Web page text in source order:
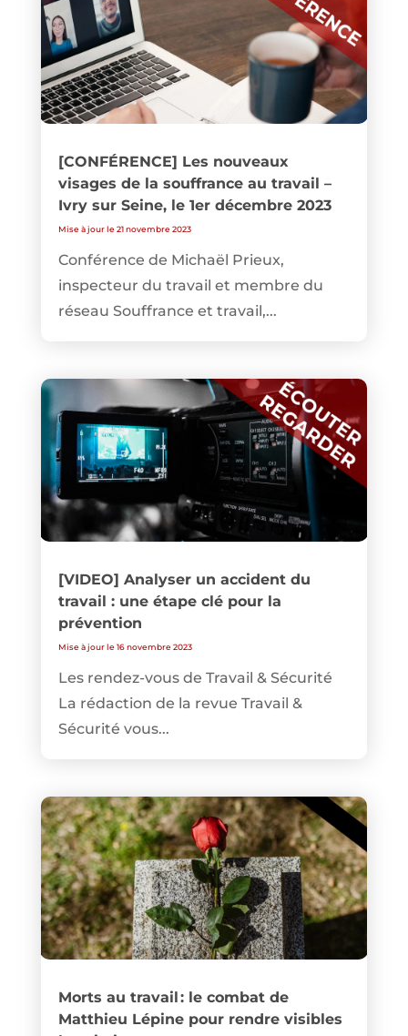
[CONFÉRENCE] Les nouveaux
visages de la souffrance au travail –
Ivry sur Seine, le 1er décembre 2023
Mise à jour le 21 novembre 2023
Conférence de Michaël Prieux,
inspecteur du travail et membre du
réseau Souffrance et travail,...
[VIDEO] Analyser un accident du
travail : une étape clé pour la
prévention
Mise à jour le 16 novembre 2023
Les rendez-vous de Travail & Sécurité
La rédaction de la revue Travail &
Sécurité vous...
Morts au travail : le combat de
Matthieu Lépine pour rendre visibles